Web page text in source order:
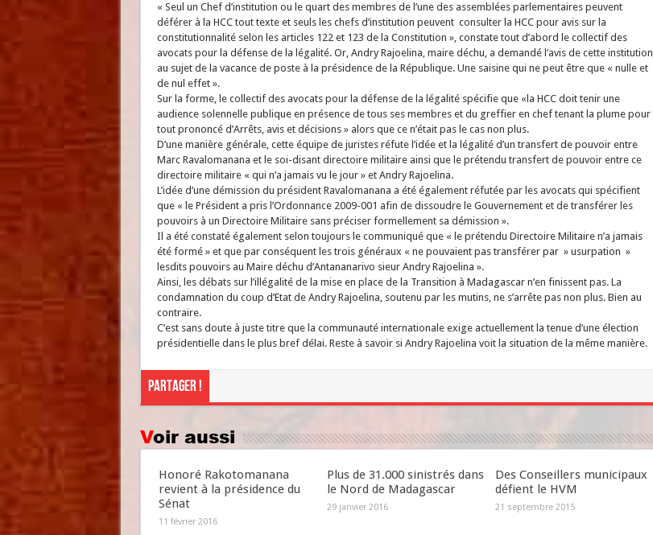
« Seul un Chef d’institution ou le quart des membres de l’une des assemblées parlementaires peuvent
déférer à la HCC tout texte et seuls les chefs d’institution peuvent consulter la HCC pour avis sur la
constitutionnalité selon les articles 122 et 123 de la Constitution », constate tout d’abord le collectif des
avocats pour la défense de la légalité. Or, Andry Rajoelina, maire déchu, a demandé l’avis de cette institution
au sujet de la vacance de poste à la présidence de la République. Une saisine qui ne peut être que « nulle et
de nul effet ».
Sur la forme, le collectif des avocats pour la défense de la légalité spécifie que «la HCC doit tenir une
audience solennelle publique en présence de tous ses membres et du greffier en chef tenant la plume pour
tout prononcé d’Arrêts, avis et décisions » alors que ce n’était pas le cas non plus.
D’une manière générale, cette équipe de juristes réfute l’idée et la légalité d’un transfert de pouvoir entre
Marc Ravalomanana et le soi-disant directoire militaire ainsi que le prétendu transfert de pouvoir entre ce
directoire militaire « qui n’a jamais vu le jour » et Andry Rajoelina.
L’idée d’une démission du président Ravalomanana a été également réfutée par les avocats qui spécifient
que « le Président a pris l’Ordonnance 2009-001 afin de dissoudre le Gouvernement et de transférer les
pouvoirs à un Directoire Militaire sans préciser formellement sa démission ».
Il a été constaté également selon toujours le communiqué que « le prétendu Directoire Militaire n’a jamais
été formé » et que par conséquent les trois généraux « ne pouvaient pas transférer par » usurpation »
lesdits pouvoirs au Maire déchu d’Antananarivo sieur Andry Rajoelina ».
Ainsi, les débats sur l’illégalité de la mise en place de la Transition à Madagascar n’en finissent pas. La
condamnation du coup d’Etat de Andry Rajoelina, soutenu par les mutins, ne s’arrête pas non plus. Bien au
contraire.
C’est sans doute à juste titre que la communauté internationale exige actuellement la tenue d’une élection
présidentielle dans le plus bref délai. Reste à savoir si Andry Rajoelina voit la situation de la même manière.
Partager !
Voir aussi
Honoré Rakotomanana
revient à la présidence du
Sénat
11 février 2016
Plus de 31.000 sinistrés dans
le Nord de Madagascar
29 janvier 2016
Des Conseillers municipaux
défient le HVM
21 septembre 2015